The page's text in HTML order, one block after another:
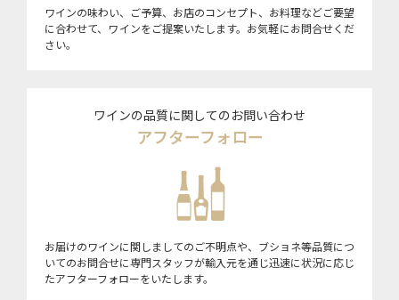
ワインの味わい、ご予算、お店のコンセプト、お料理などご要望
に合わせて、ワインをご提案いたします。お気軽にお問合せくだ
さい。
ワインの品質に関してのお問い合わせ
アフターフォロー
お届けのワインに関しましてのご不明点や、ブショネ等品質につ
いてのお問合せに専門スタッフが輸入元を通じ迅速に状況に応じ
たアフターフォローをいたします。